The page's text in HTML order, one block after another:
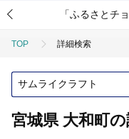
「ふるさとチ
TOP 詳細検索
宮城県 大和町